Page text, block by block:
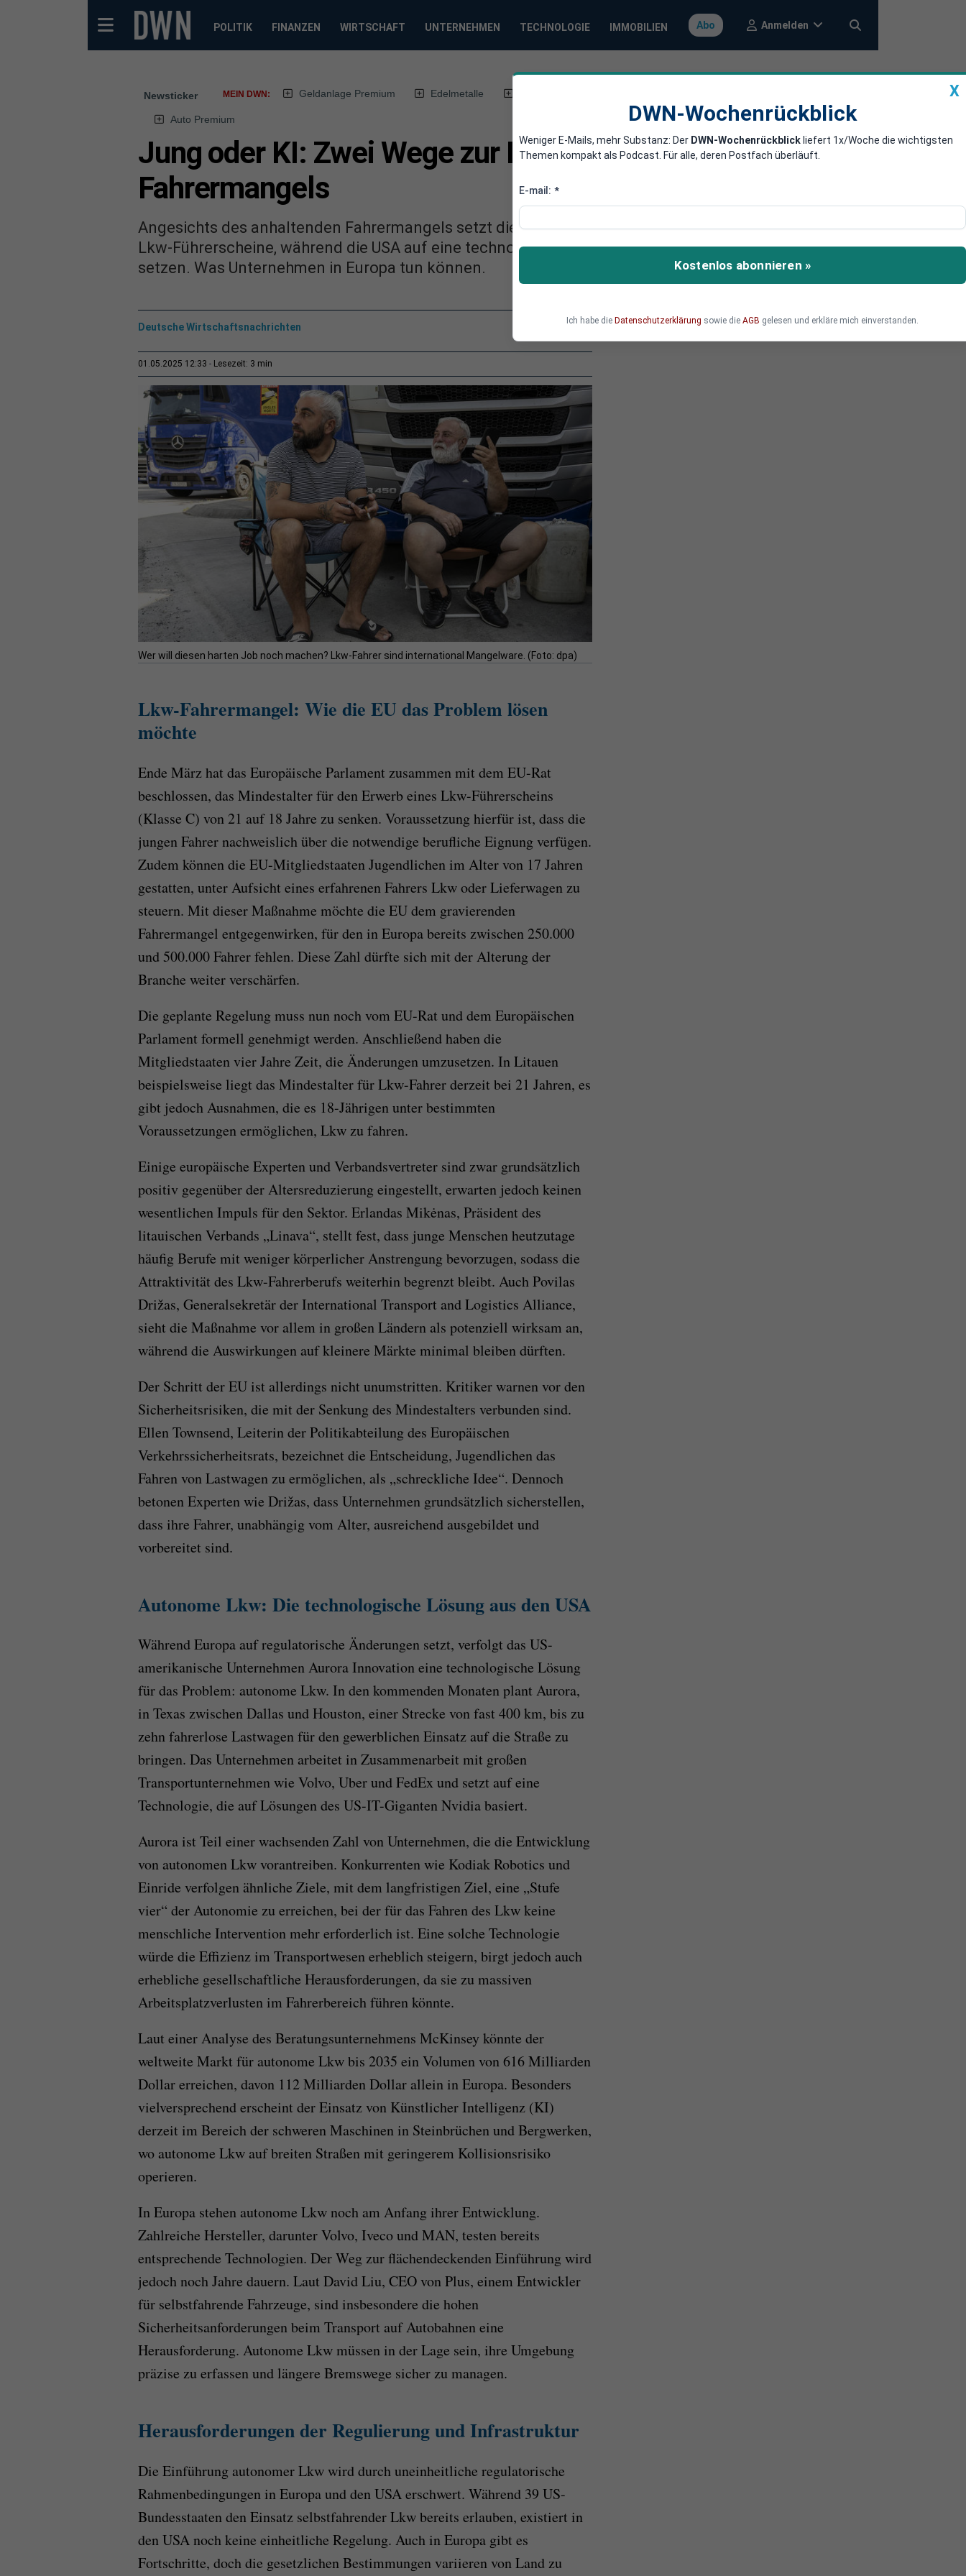
POLITIK FINANZEN WIRTSCHAFT UNTERNEHMEN TECHNOLOGIE IMMOBILIEN Abo Anmelden
Newsticker MEIN DWN: Geldanlage Premium Edelmetalle
Auto Premium
Jung oder KI: Zwei Wege zur Lösung des Lkw-
Fahrermangels
Angesichts des anhaltenden Fahrermangels setzt die EU auf die Senkung der Altersgrenze für
Lkw-Führerscheine, während die USA auf eine technologische Lösung durch autonome Lkw
setzen. Was Unternehmen in Europa tun können.
Deutsche Wirtschaftsnachrichten
01.05.2025 12:33 Lesezeit: 3 min
Wer will diesen harten Job noch machen? Lkw-Fahrer sind international Mangelware. (Foto: dpa)
Lkw-Fahrermangel: Wie die EU das Problem lösen
möchte
Ende März hat das Europäische Parlament zusammen mit dem EU-Rat
beschlossen, das Mindestalter für den Erwerb eines Lkw-Führerscheins
(Klasse C) von 21 auf 18 Jahre zu senken. Voraussetzung hierfür ist, dass die
jungen Fahrer nachweislich über die notwendige berufliche Eignung verfügen.
Zudem können die EU-Mitgliedstaaten Jugendlichen im Alter von 17 Jahren
gestatten, unter Aufsicht eines erfahrenen Fahrers Lkw oder Lieferwagen zu
steuern. Mit dieser Maßnahme möchte die EU dem gravierenden
Fahrermangel entgegenwirken, für den in Europa bereits zwischen 250.000
und 500.000 Fahrer fehlen. Diese Zahl dürfte sich mit der Alterung der
Branche weiter verschärfen.
Die geplante Regelung muss nun noch vom EU-Rat und dem Europäischen
Parlament formell genehmigt werden. Anschließend haben die
Mitgliedstaaten vier Jahre Zeit, die Änderungen umzusetzen. In Litauen
beispielsweise liegt das Mindestalter für Lkw-Fahrer derzeit bei 21 Jahren, es
gibt jedoch Ausnahmen, die es 18-Jährigen unter bestimmten
Voraussetzungen ermöglichen, Lkw zu fahren.
Einige europäische Experten und Verbandsvertreter sind zwar grundsätzlich
positiv gegenüber der Altersreduzierung eingestellt, erwarten jedoch keinen
wesentlichen Impuls für den Sektor. Erlandas Mikėnas, Präsident des
litauischen Verbands „Linava“, stellt fest, dass junge Menschen heutzutage
häufig Berufe mit weniger körperlicher Anstrengung bevorzugen, sodass die
Attraktivität des Lkw-Fahrerberufs weiterhin begrenzt bleibt. Auch Povilas
Drižas, Generalsekretär der International Transport and Logistics Alliance,
sieht die Maßnahme vor allem in großen Ländern als potenziell wirksam an,
während die Auswirkungen auf kleinere Märkte minimal bleiben dürften.
Der Schritt der EU ist allerdings nicht unumstritten. Kritiker warnen vor den
Sicherheitsrisiken, die mit der Senkung des Mindestalters verbunden sind.
Ellen Townsend, Leiterin der Politikabteilung des Europäischen
Verkehrssicherheitsrats, bezeichnet die Entscheidung, Jugendlichen das
Fahren von Lastwagen zu ermöglichen, als „schreckliche Idee“. Dennoch
betonen Experten wie Drižas, dass Unternehmen grundsätzlich sicherstellen,
dass ihre Fahrer, unabhängig vom Alter, ausreichend ausgebildet und
vorbereitet sind.
Autonome Lkw: Die technologische Lösung aus den USA
Während Europa auf regulatorische Änderungen setzt, verfolgt das US-
amerikanische Unternehmen Aurora Innovation eine technologische Lösung
für das Problem: autonome Lkw. In den kommenden Monaten plant Aurora,
in Texas zwischen Dallas und Houston, einer Strecke von fast 400 km, bis zu
zehn fahrerlose Lastwagen für den gewerblichen Einsatz auf die Straße zu
bringen. Das Unternehmen arbeitet in Zusammenarbeit mit großen
Transportunternehmen wie Volvo, Uber und FedEx und setzt auf eine
Technologie, die auf Lösungen des US-IT-Giganten Nvidia basiert.
Aurora ist Teil einer wachsenden Zahl von Unternehmen, die die Entwicklung
von autonomen Lkw vorantreiben. Konkurrenten wie Kodiak Robotics und
Einride verfolgen ähnliche Ziele, mit dem langfristigen Ziel, eine „Stufe
vier“ der Autonomie zu erreichen, bei der für das Fahren des Lkw keine
menschliche Intervention mehr erforderlich ist. Eine solche Technologie
würde die Effizienz im Transportwesen erheblich steigern, birgt jedoch auch
erhebliche gesellschaftliche Herausforderungen, da sie zu massiven
Arbeitsplatzverlusten im Fahrerbereich führen könnte.
Laut einer Analyse des Beratungsunternehmens McKinsey könnte der
weltweite Markt für autonome Lkw bis 2035 ein Volumen von 616 Milliarden
Dollar erreichen, davon 112 Milliarden Dollar allein in Europa. Besonders
vielversprechend erscheint der Einsatz von Künstlicher Intelligenz (KI)
derzeit im Bereich der schweren Maschinen in Steinbrüchen und Bergwerken,
wo autonome Lkw auf breiten Straßen mit geringerem Kollisionsrisiko
operieren.
In Europa stehen autonome Lkw noch am Anfang ihrer Entwicklung.
Zahlreiche Hersteller, darunter Volvo, Iveco und MAN, testen bereits
entsprechende Technologien. Der Weg zur flächendeckenden Einführung wird
jedoch noch Jahre dauern. Laut David Liu, CEO von Plus, einem Entwickler
für selbstfahrende Fahrzeuge, sind insbesondere die hohen
Sicherheitsanforderungen beim Transport auf Autobahnen eine
Herausforderung. Autonome Lkw müssen in der Lage sein, ihre Umgebung
präzise zu erfassen und längere Bremswege sicher zu managen.
Herausforderungen der Regulierung und Infrastruktur
Die Einführung autonomer Lkw wird durch uneinheitliche regulatorische
Rahmenbedingungen in Europa und den USA erschwert. Während 39 US-
Bundesstaaten den Einsatz selbstfahrender Lkw bereits erlauben, existiert in
den USA noch keine einheitliche Regelung. Auch in Europa gibt es
Fortschritte, doch die gesetzlichen Bestimmungen variieren von Land zu
X
DWN-Wochenrückblick
Weniger E-Mails, mehr Substanz: Der DWN-Wochenrückblick liefert 1x/Woche die wichtigsten
Themen kompakt als Podcast. Für alle, deren Postfach überläuft.
E-mail: *
Kostenlos abonnieren »
Ich habe die Datenschutzerklärung sowie die AGB gelesen und erkläre mich einverstanden.